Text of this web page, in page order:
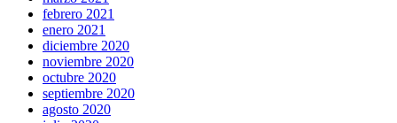
febrero 2021
enero 2021
diciembre 2020
noviembre 2020
octubre 2020
septiembre 2020
agosto 2020